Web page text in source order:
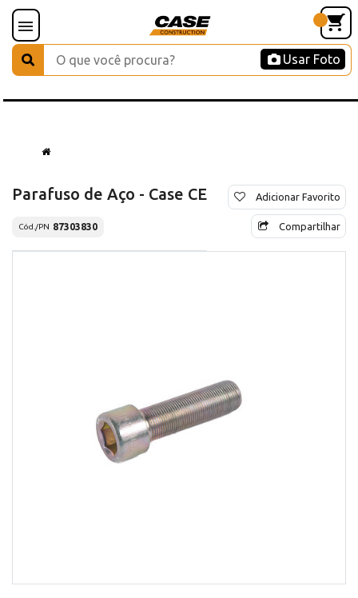
Usar Foto
Parafuso de Aço - Case CE
Cód./PN 87303830
Adicionar Favorito
Compartilhar